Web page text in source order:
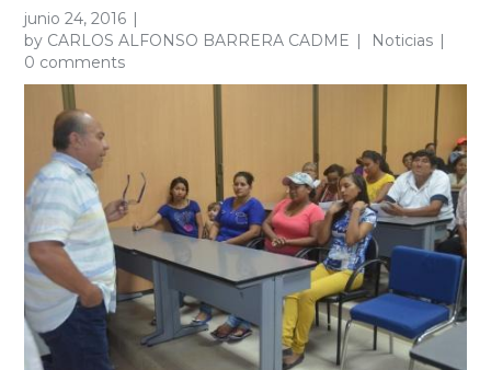
junio 24, 2016
by CARLOS ALFONSO BARRERA CADME
Noticias
0 comments